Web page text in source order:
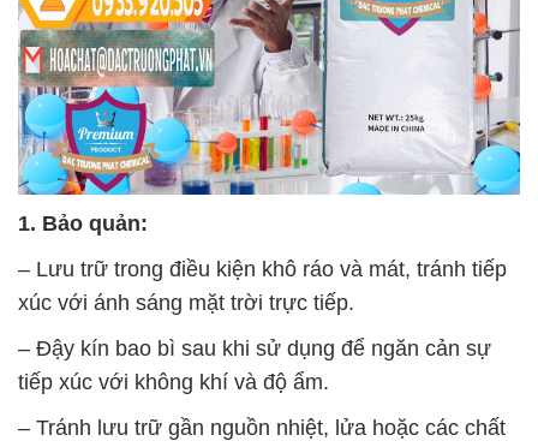
1. Bảo quản:
– Lưu trữ trong điều kiện khô ráo và mát, tránh tiếp
xúc với ánh sáng mặt trời trực tiếp.
– Đậy kín bao bì sau khi sử dụng để ngăn cản sự
tiếp xúc với không khí và độ ẩm.
– Tránh lưu trữ gần nguồn nhiệt, lửa hoặc các chất